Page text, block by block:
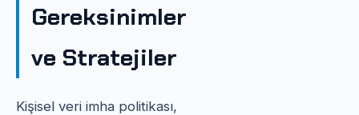
Gereksinimler
ve Stratejiler
Kişisel veri imha politikası,